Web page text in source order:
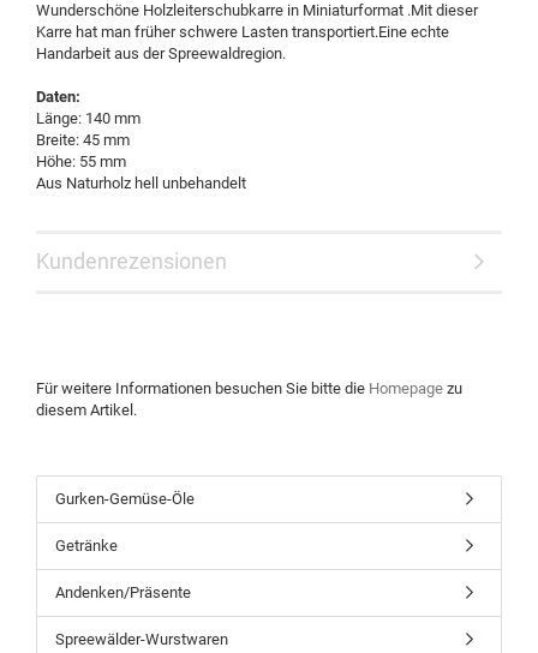
Wunderschöne Holzleiterschubkarre in Miniaturformat .Mit dieser
Karre hat man früher schwere Lasten transportiert.Eine echte
Handarbeit aus der Spreewaldregion.
Daten:
Länge: 140 mm
Breite: 45 mm
Höhe: 55 mm
Aus Naturholz hell unbehandelt
Kundenrezensionen
Für weitere Informationen besuchen Sie bitte die Homepage zu
diesem Artikel.
Gurken-Gemüse-Öle
Getränke
Andenken/Präsente
Spreewälder-Wurstwaren